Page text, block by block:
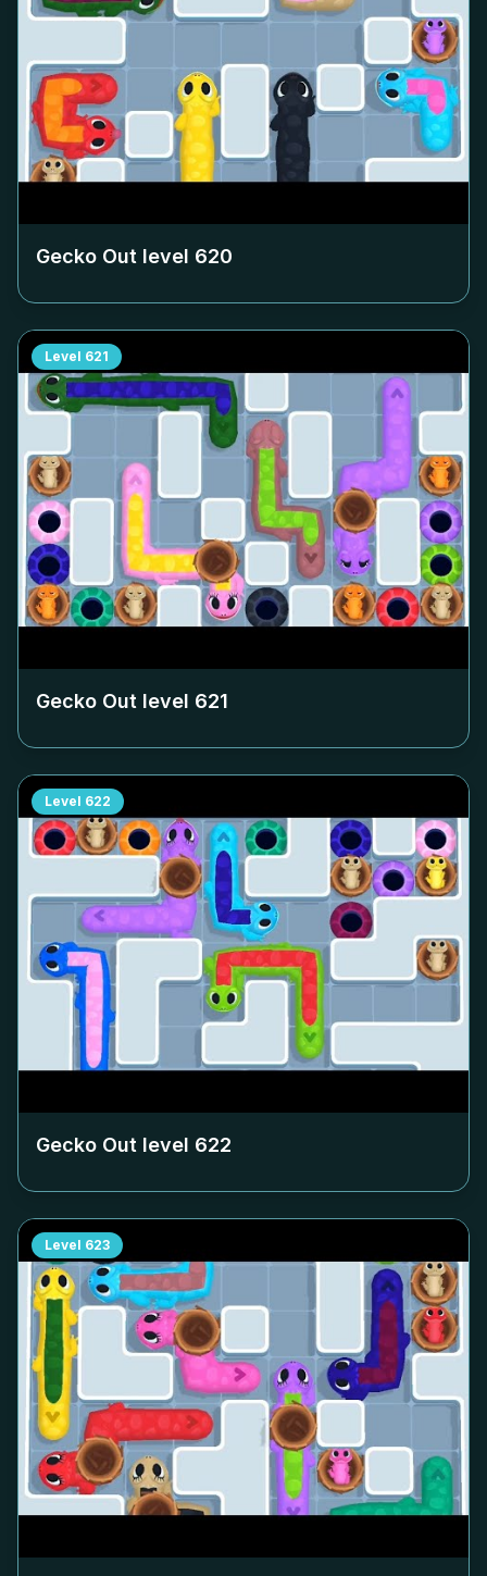
Gecko Out level 620
Level 621
Gecko Out level 621
Level 622
Gecko Out level 622
Level 623